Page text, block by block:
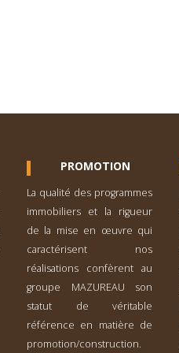
PROMOTION
La qualité des programmes
immobiliers et la rigueur
de la mise en œuvre qui
caractérisent nos
réalisations confèrent au
groupe MAZUREAU son
statut de véritable
référence en matière de
promotion/construction.